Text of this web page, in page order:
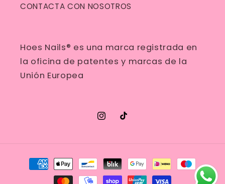
CONTACTA CON NOSOTROS
Hoes Nails® es una marca registrada en
la oficina de patentes y marcas de la
Unión Europea
Instagram
TikTok
Formas
de